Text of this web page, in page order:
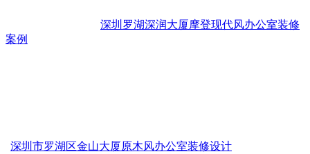
深圳罗湖深润大厦摩登现代风办公室装修
案例
深圳市罗湖区金山大厦原木风办公室装修设计